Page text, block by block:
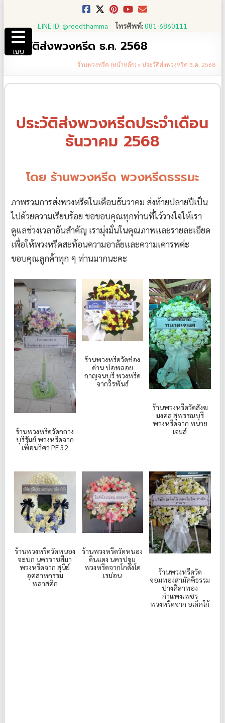
content
LINE ID: @reedthamma โทรศัพท์:081-6860111
ประวัติส่งพวงหรีด ธ.ค. 2568
ร้านพวงหรีด (หน้าหลัก)»ประวัติส่งพวงหรีด ธ.ค. 2568
ประวัติส่งพวงหรีดประจำเดือน
ธันวาคม 2568
โดย ร้านพวงหรีด พวงหรีดธรรมะ
ภาพรวมการส่งพวงหรีดในเดือนธันวาคม ส่งท้ายปลายปีเป็น
ไปด้วยความเรียบร้อย ขอขอบคุณทุกท่านที่ไว้วางใจให้เรา
ดูแลช่วงเวลาอันสำคัญ เรามุ่งมั่นในคุณภาพและรายละเอียด
เพื่อให้พวงหรีดสะท้อนความอาลัยและความเคารพค่ะ
ขอบคุณลูกค้าทุก ๆ ท่านมากนะคะ
ร้านพวงหรีดวัดกลาง
บุรีรัมย์ พวงหรีดจาก
เพื่อนวิศว PE 32
ร้านพวงหรีดวัดช่อง
ด่าน บ่อพลอย
กาญจนบุรี พวงหรีด
จากวีรพันธ์
ร้านพวงหรีดวัดสังฆ
มงคล สุพรรณบุรี
พวงหรีดจาก ทนาย
เจมส์
ร้านพวงหรีดวัดหนอง
จะบก นครราชสีมา
พวงหรีดจาก สุนีย์
อุตสาหกรรม
พลาสติก
ร้านพวงหรีดวัดหนอง
ดินแดง นครปฐม
พวงหรีดจากโกดังโด
เรม่อน
ร้านพวงหรีดวัด
จอมทองสามัคคีธรรม
ปางศิลาทอง
กำแพงเพชร
พวงหรีดจาก อเด็คโก้
เมนู